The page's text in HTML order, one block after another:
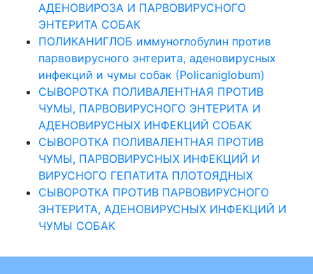
АДЕНОВИРОЗА И ПАРВОВИРУСНОГО
ЭНТЕРИТА СОБАК
ПОЛИКАНИГЛОБ иммуноглобулин против
парвовирусного энтерита, аденовирусных
инфекций и чумы собак (Роlicaniglobum)
СЫВОРОТКА ПОЛИВАЛЕНТНАЯ ПРОТИВ
ЧУМЫ, ПАРВОВИРУСНОГО ЭНТЕРИТА И
АДЕНОВИРУСНЫХ ИНФЕКЦИЙ СОБАК
СЫВОРОТКА ПОЛИВАЛЕНТНАЯ ПРОТИВ
ЧУМЫ, ПАРВОВИРУСНЫХ ИНФЕКЦИЙ И
ВИРУСНОГО ГЕПАТИТА ПЛОТОЯДНЫХ
СЫВОРОТКА ПРОТИВ ПАРВОВИРУСНОГО
ЭНТЕРИТА, АДЕНОВИРУСНЫХ ИНФЕКЦИЙ И
ЧУМЫ СОБАК